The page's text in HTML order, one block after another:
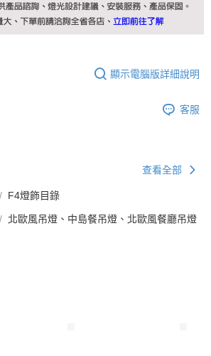
顯示電腦版詳細說明
客服
查看全部
F4燈飾目錄
北歐風吊燈、中島餐吊燈、北歐風餐廳吊燈